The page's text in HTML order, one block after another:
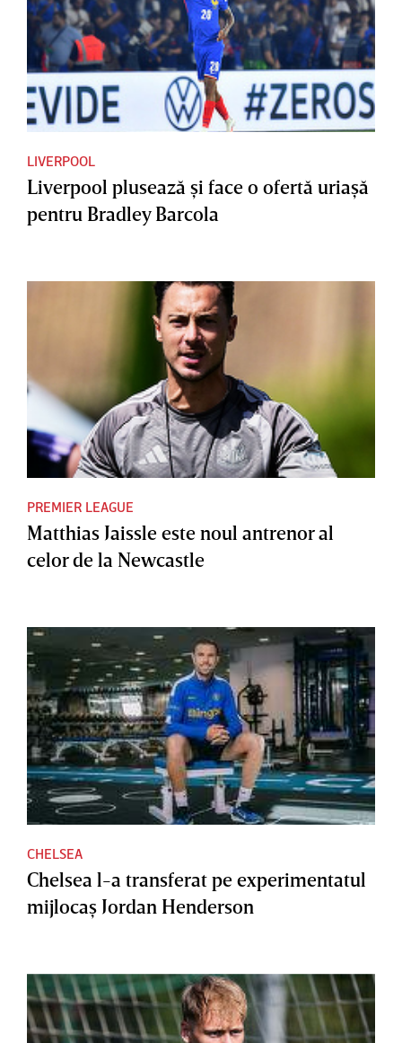
LIVERPOOL
Liverpool plusează şi face o ofertă uriaşă
pentru Bradley Barcola
PREMIER LEAGUE
Matthias Jaissle este noul antrenor al
celor de la Newcastle
CHELSEA
Chelsea l-a transferat pe experimentatul
mijlocaş Jordan Henderson